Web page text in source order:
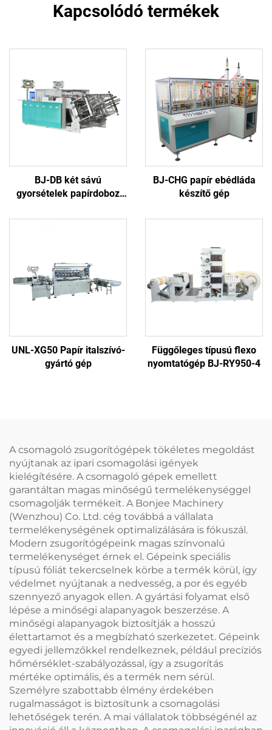
Kapcsolódó termékek
BJ-DB két sávú
gyorsételek papírdoboz
BJ-CHG papír ebédláda
készítő gép
UNL-XG50 Papír italszívó-
gyártó gép
Függőleges típusú flexo
nyomtatógép BJ-RY950-4
A csomagoló zsugorítógépek tökéletes megoldást
nyújtanak az ipari csomagolási igények
kielégítésére. A csomagoló gépek emellett
garantáltan magas minőségű termelékenységgel
csomagolják termékeit. A Bonjee Machinery
(Wenzhou) Co. Ltd. cég továbbá a vállalata
termelékenységének optimalizálására is fókuszál.
Modern zsugorítógépeink magas színvonalú
termelékenységet érnek el. Gépeink speciális
típusú fóliát tekercselnek körbe a termék körül, így
védelmet nyújtanak a nedvesség, a por és egyéb
szennyező anyagok ellen. A gyártási folyamat első
lépése a minőségi alapanyagok beszerzése. A
minőségi alapanyagok biztosítják a hosszú
élettartamot és a megbízható szerkezetet. Gépeink
egyedi jellemzőkkel rendelkeznek, például precíziós
hőmérséklet-szabályozással, így a zsugorítás
mértéke optimális, és a termék nem sérül.
Személyre szabottabb élmény érdekében
rugalmasságot is biztosítunk a csomagolási
lehetőségek terén. A mai vállalatok többségénél az